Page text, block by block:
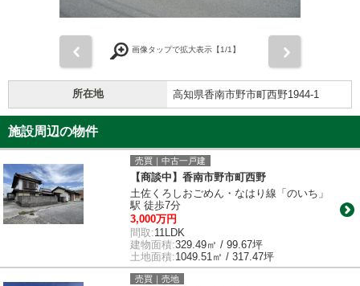
画像タップで拡大表示【1/1】
所在地 高知県香南市野市町西野1944-1
施設周辺の物件
売買｜中古一戸建
【商談中】香南市野市町西野
土佐くろしおごめん・なはり線「のいち」
駅 徒歩7分
3,000万円
間取:11LDK
建物面積:329.49㎡ / 99.67坪
土地面積:1049.51㎡ / 317.47坪
売買｜売地